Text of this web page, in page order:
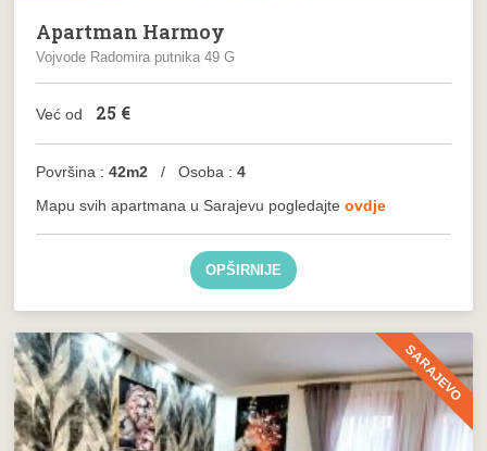
Apartman Harmoy
Vojvode Radomira putnika 49 G
Već od 25 €
Površina : 42m2 / Osoba :4
Mapu svih apartmana u Sarajevu pogledajteovdje
OPŠIRNIJE
SARAJEVO